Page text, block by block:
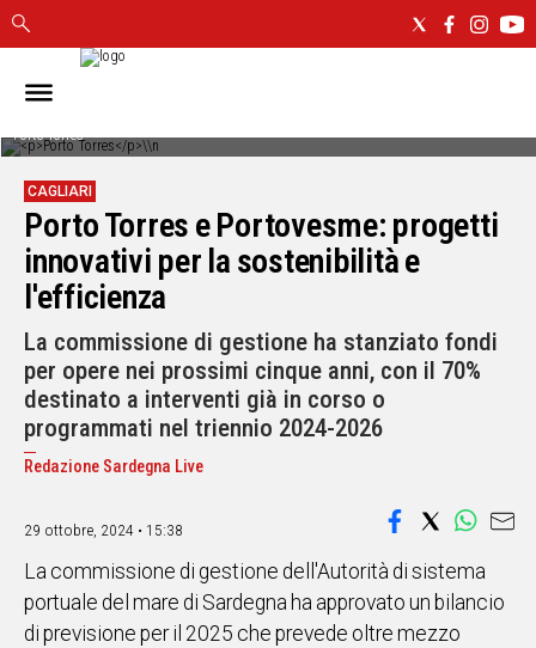
IN
SASSARI
NUORO
ORISTANO
SULCIS
OGLIASTRA
MEDIO
CAMPIDANO
ALTRE
POLITICA
IN
ITALIA
NEL
CAGLIARI
Porto Torres e Portovesme: progetti
innovativi per la sostenibilità e
l'efficienza
Porto Torres
La commissione di gestione ha stanziato fondi
per opere nei prossimi cinque anni, con il 70%
destinato a interventi già in corso o
programmati nel triennio 2024-2026
Redazione Sardegna Live
29 ottobre, 2024 • 15:38
La commissione di gestione dell'Autorità di sistema
portuale del mare di Sardegna ha approvato un bilancio
di previsione per il 2025 che prevede oltre mezzo